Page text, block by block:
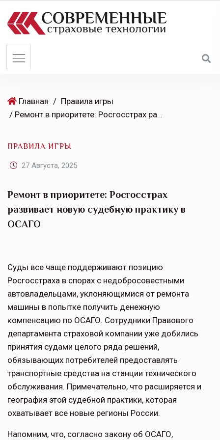
Главная / Правила игры
/ Ремонт в приоритете: Росгосстрах развивает новую судебную практику в ОСАГО
ПРАВИЛА ИГРЫ
27 Августа, 2025
Ремонт в приоритете: Росгосстрах
развивает новую судебную практику в
ОСАГО
Суды все чаще поддерживают позицию
Росгосстраха в спорах с недобросовестными
автовладельцами, уклоняющимися от ремонта
машины в попытке получить денежную
компенсацию по ОСАГО. Сотрудники Правового
департамента страховой компании уже добились
принятия судами целого ряда решений,
обязывающих потребителей предоставлять
транспортные средства на станции технического
обслуживания. Примечательно, что расширяется и
география этой судебной практики, которая
охватывает все новые регионы России.
Напомним, что, согласно закону об ОСАГО,